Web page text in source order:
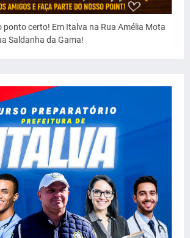
ponto certo! Em Italva na Rua Amélia Mota
Saldanha da Gama!